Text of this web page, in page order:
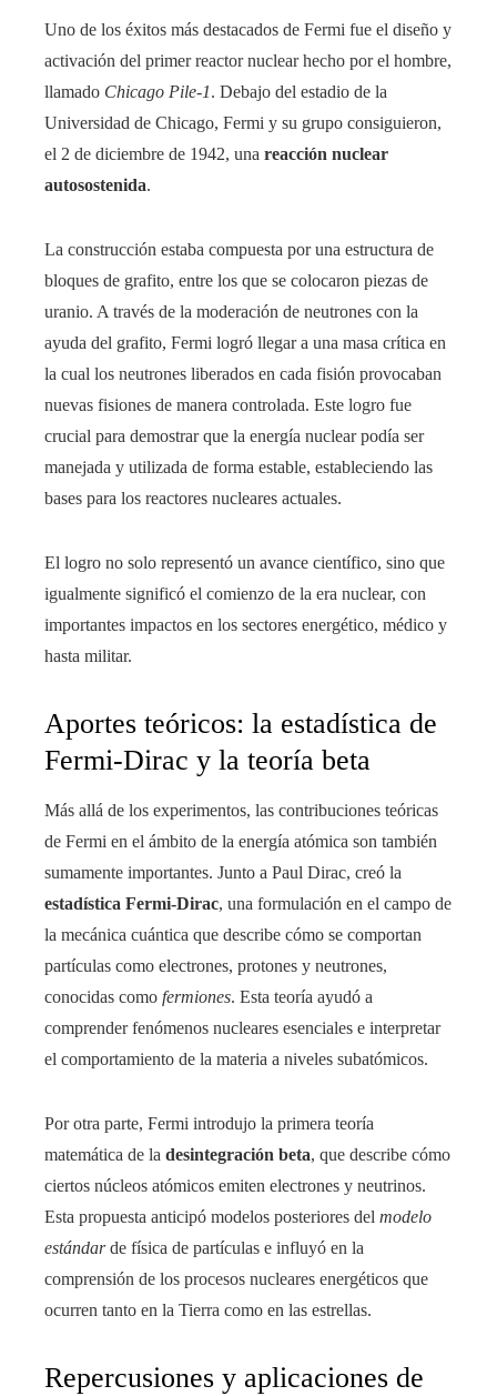
Uno de los éxitos más destacados de Fermi fue el diseño y
activación del primer reactor nuclear hecho por el hombre,
llamado Chicago Pile-1. Debajo del estadio de la
Universidad de Chicago, Fermi y su grupo consiguieron,
el 2 de diciembre de 1942, una reacción nuclear
autosostenida.
La construcción estaba compuesta por una estructura de
bloques de grafito, entre los que se colocaron piezas de
uranio. A través de la moderación de neutrones con la
ayuda del grafito, Fermi logró llegar a una masa crítica en
la cual los neutrones liberados en cada fisión provocaban
nuevas fisiones de manera controlada. Este logro fue
crucial para demostrar que la energía nuclear podía ser
manejada y utilizada de forma estable, estableciendo las
bases para los reactores nucleares actuales.
El logro no solo representó un avance científico, sino que
igualmente significó el comienzo de la era nuclear, con
importantes impactos en los sectores energético, médico y
hasta militar.
Aportes teóricos: la estadística de
Fermi-Dirac y la teoría beta
Más allá de los experimentos, las contribuciones teóricas
de Fermi en el ámbito de la energía atómica son también
sumamente importantes. Junto a Paul Dirac, creó la
estadística Fermi-Dirac, una formulación en el campo de
la mecánica cuántica que describe cómo se comportan
partículas como electrones, protones y neutrones,
conocidas como fermiones. Esta teoría ayudó a
comprender fenómenos nucleares esenciales e interpretar
el comportamiento de la materia a niveles subatómicos.
Por otra parte, Fermi introdujo la primera teoría
matemática de la desintegración beta, que describe cómo
ciertos núcleos atómicos emiten electrones y neutrinos.
Esta propuesta anticipó modelos posteriores del modelo
estándarde física de partículas e influyó en la
comprensión de los procesos nucleares energéticos que
ocurren tanto en la Tierra como en las estrellas.
Repercusiones y aplicaciones de